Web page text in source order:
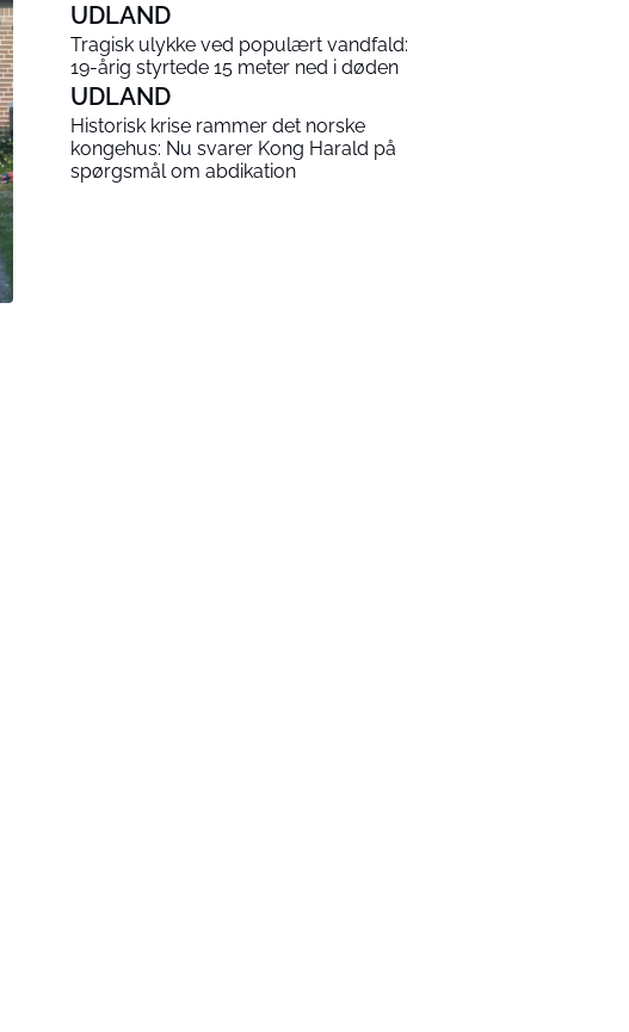
UDLAND
Tragisk ulykke ved populært vandfald:
19-årig styrtede 15 meter ned i døden
UDLAND
Historisk krise rammer det norske
kongehus: Nu svarer Kong Harald på
spørgsmål om abdikation